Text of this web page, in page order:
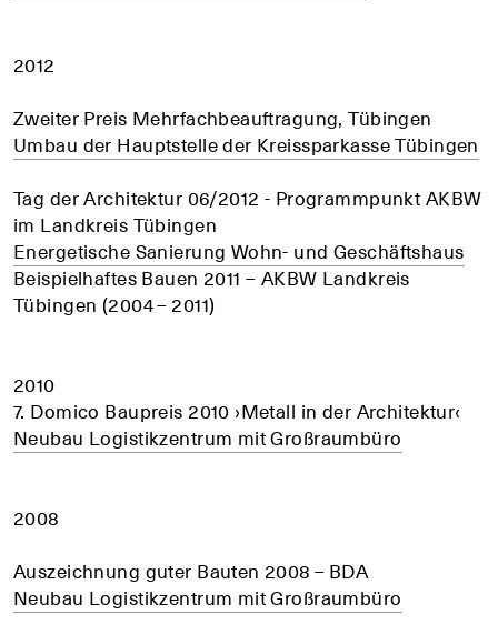
2012
Zweiter Preis Mehrfachbeauftragung, Tübingen
Umbau der Hauptstelle der Kreissparkasse Tübingen
Tag der Architektur 06/2012 - Programmpunkt AKBW
im Landkreis Tübingen
Energetische Sanierung Wohn- und Geschäftshaus
Beispielhaftes Bauen 2011 – AKBW Landkreis
Tübingen (2004 – 2011)
2010
7. Domico Baupreis 2010 ›Metall in der Architektur‹
Neubau Logistikzentrum mit Großraumbüro
2008
Auszeichnung guter Bauten 2008 – BDA
Neubau Logistikzentrum mit Großraumbüro